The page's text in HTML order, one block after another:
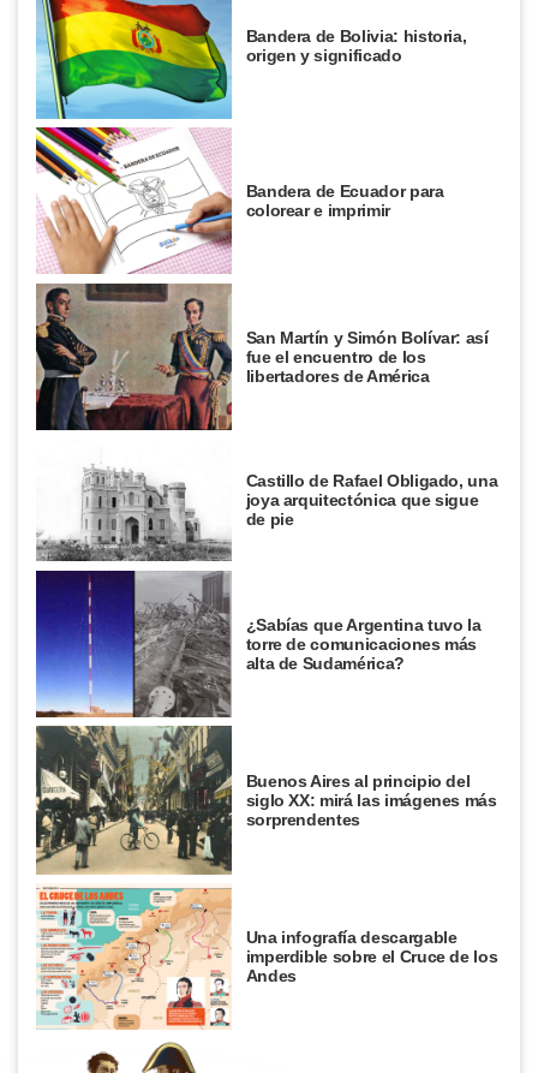
Bandera de Bolivia: historia,
origen y significado
Bandera de Ecuador para
colorear e imprimir
San Martín y Simón Bolívar: así
fue el encuentro de los
libertadores de América
Castillo de Rafael Obligado, una
joya arquitectónica que sigue
de pie
¿Sabías que Argentina tuvo la
torre de comunicaciones más
alta de Sudamérica?
Buenos Aires al principio del
siglo XX: mirá las imágenes más
sorprendentes
Una infografía descargable
imperdible sobre el Cruce de los
Andes